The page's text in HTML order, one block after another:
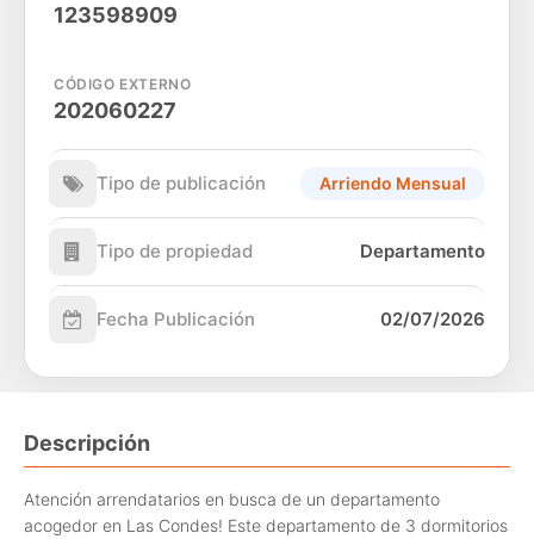
123598909
CÓDIGO EXTERNO
202060227
Tipo de publicación Arriendo Mensual
Tipo de propiedad Departamento
Fecha Publicación 02/07/2026
Descripción
Atención arrendatarios en busca de un departamento
acogedor en Las Condes! Este departamento de 3 dormitorios